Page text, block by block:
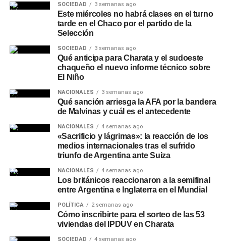
SOCIEDAD 3 semanas ago
Este miércoles no habrá clases en el turno
tarde en el Chaco por el partido de la
Selección
SOCIEDAD 3 semanas ago
Qué anticipa para Charata y el sudoeste
chaqueño el nuevo informe técnico sobre
El Niño
NACIONALES 3 semanas ago
Qué sanción arriesga la AFA por la bandera
de Malvinas y cuál es el antecedente
NACIONALES 4 semanas ago
«Sacrificio y lágrimas»: la reacción de los
medios internacionales tras el sufrido
triunfo de Argentina ante Suiza
NACIONALES 4 semanas ago
Los británicos reaccionaron a la semifinal
entre Argentina e Inglaterra en el Mundial
POLÍTICA 2 semanas ago
Cómo inscribirte para el sorteo de las 53
viviendas del IPDUV en Charata
SOCIEDAD 4 semanas ago